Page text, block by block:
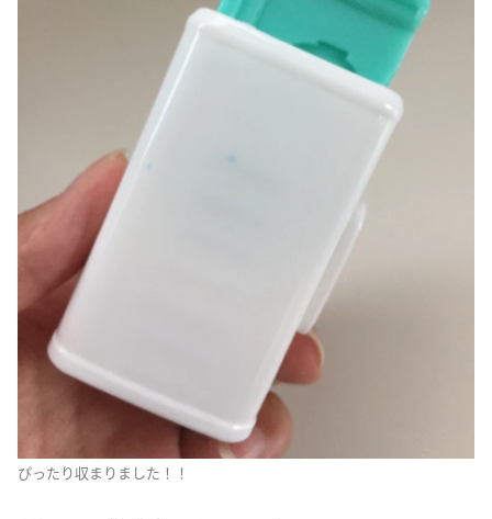
ぴったり収まりました！！